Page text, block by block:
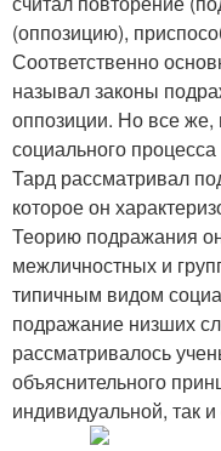
(оппозицию),
Соответственно
называл законы
оппозиции. Но все же,
социального
Тард рассматривал
которое он
Теорию подражания
межличностных и
типичным видом
подражание низших
рассматривалось
объяснительного
индивидуальной, так